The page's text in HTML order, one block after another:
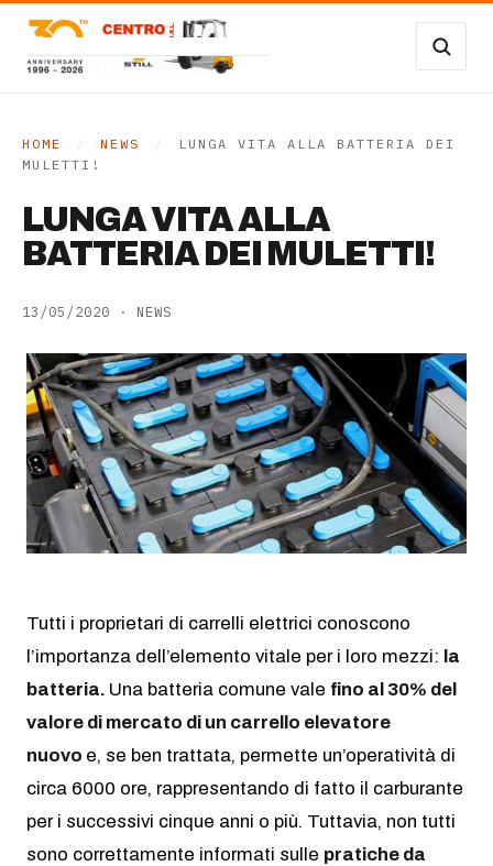
Carrelli Frontali
Transpallet
Noleggio
Assistenza
Contatti
AZIENDA
Newsletter
Lavora con noi
HOME NEWS
LUNGA VITA ALLA BATTERIA DEI
MULETTI!
LUNGA VITA ALLA
BATTERIA DEI MULETTI!
13/05/2020 · NEWS
Tutti i proprietari di carrelli elettrici conoscono
l’importanza dell’elemento vitale per i loro mezzi: la
batteria. Una batteria comune vale fino al 30% del
valore di mercato di un carrello elevatore
nuovo e, se ben trattata, permette un’operatività di
circa 6000 ore, rappresentando di fatto il carburante
per i successivi cinque anni o più. Tuttavia, non tutti
sono correttamente informati sulle pratiche da